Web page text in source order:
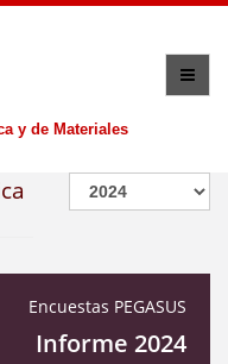
y de Materiales
Encuestas PEGASUS
Informe 2024